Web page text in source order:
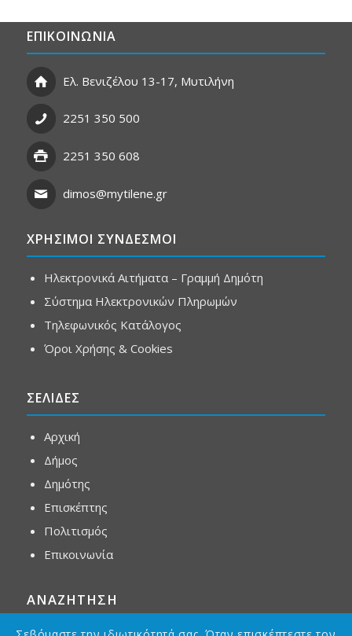
ΕΠΙΚΟΙΝΩΝΙΑ
Ελ. Βενιζέλου 13-17, Μυτιλήνη
2251 350 500
2251 350 608
dimos@mytilene.gr
ΧΡΗΣΙΜΟΙ ΣΥΝΔΕΣΜΟΙ
Ηλεκτρονικά Αιτήματα – Γραμμή Δημότη
Σύστημα Ηλεκτρονικών Πληρωμών
Τηλεφωνικός Κατάλογος
Όροι Χρήσης & Cookies
ΣΕΛΙΔΕΣ
Αρχική
Δήμος
Δημότης
Επισκέπτης
Πολιτισμός
Επικοινωνία
ΑΝΑΖΗΤΗΣΗ